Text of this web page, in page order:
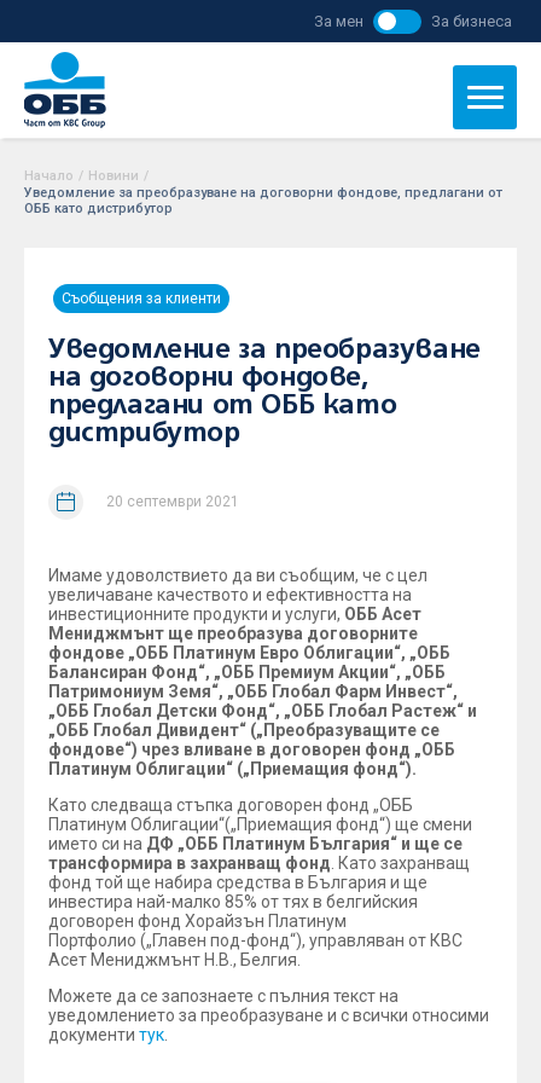
За мен За бизнеса
Начало / Новини /
Уведомление за преобразуване на договорни фондове, предлагани от
ОББ като дистрибутор
Съобщения за клиенти
Уведомление за преобразуване
на договорни фондове,
предлагани от ОББ като
дистрибутор
20 септември 2021
Имаме удоволствието да ви съобщим, че с цел
увеличаване качеството и ефективността на
инвестиционните продукти и услуги, ОББ Асет
Мениджмънт ще преобразува договорните
фондове „ОББ Платинум Евро Облигации“, „ОББ
Балансиран Фонд“, „ОББ Премиум Акции“, „ОББ
Патримониум Земя“, „ОББ Глобал Фарм Инвест“,
„ОББ Глобал Детски Фонд“, „ОББ Глобал Растеж“ и
„ОББ Глобал Дивидент“ („Преобразуващите се
фондове“) чрез вливане в договорен фонд „ОББ
Платинум Облигации“ („Приемащия фонд“).
Като следваща стъпка договорен фонд „ОББ
Платинум Облигации“(„Приемащия фонд“) ще смени
името си на ДФ „ОББ Платинум България“ и ще се
трансформира в захранващ фонд . Като захранващ
фонд той ще набира средства в България и ще
инвестира най-малко 85% от тях в белгийския
договорен фонд Хорайзън Платинум
Портфолио („Главен под-фонд“), управляван от КВС
Асет Мениджмънт Н.В., Белгия.
Можете да се запознаете с пълния текст на
уведомлението за преобразуване и с всички относими
документи тук